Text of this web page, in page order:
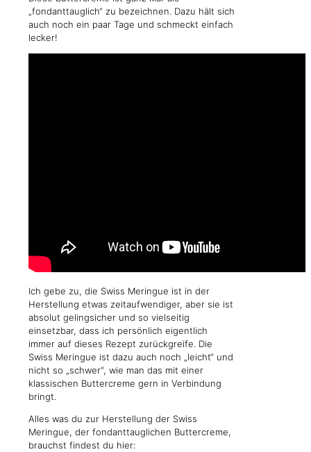
„fondanttauglich“ zu bezeichnen. Dazu hält sich
auch noch ein paar Tage und schmeckt einfach
lecker!
Ich gebe zu, die Swiss Meringue ist in der
Herstellung etwas zeitaufwendiger, aber sie ist
absolut gelingsicher und so vielseitig
einsetzbar, dass ich persönlich eigentlich
immer auf dieses Rezept zurückgreife. Die
Swiss Meringue ist dazu auch noch „leicht“ und
nicht so „schwer“, wie man das mit einer
klassischen Buttercreme gern in Verbindung
bringt.
Alles was du zur Herstellung der Swiss
Meringue, der fondanttauglichen Buttercreme,
brauchst findest du hier: